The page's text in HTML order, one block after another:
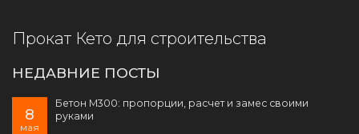
Прокат Кето для строительства
НЕДАВНИЕ ПОСТЫ
8
мая
Бетон М300: пропорции, расчет и замес своими
руками